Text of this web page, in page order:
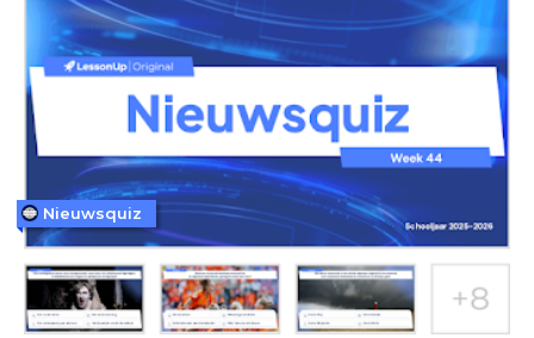
Nieuwsquiz